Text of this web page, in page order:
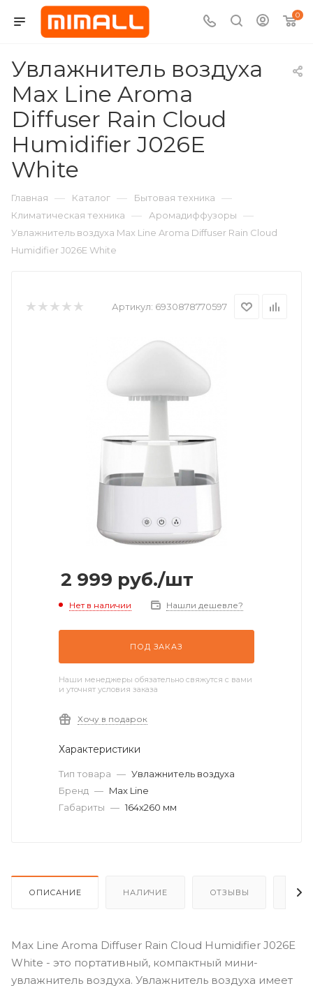
0
Увлажнитель воздуха
Max Line Aroma
Diffuser Rain Cloud
Humidifier J026E
White
Главная — Каталог — Бытовая техника —
Климатическая техника — Аромадиффузоры —
Увлажнитель воздуха Max Line Aroma Diffuser Rain Cloud
Humidifier J026E White
Артикул: 6930878770597
2 999 руб./шт
Нет в наличии Нашли дешевле?
ПОД ЗАКАЗ
Наши менеджеры обязательно свяжутся с вами
и уточнят условия заказа
Хочу в подарок
Характеристики
Тип товара — Увлажнитель воздуха
Бренд — Max Line
Габариты — 164х260 мм
ОПИСАНИЕ НАЛИЧИЕ ОТЗЫВЫ
Max Line Aroma Diffuser Rain Cloud Humidifier J026E
White - это портативный, компактный мини-
увлажнитель воздуха. Увлажнитель воздуха имеет